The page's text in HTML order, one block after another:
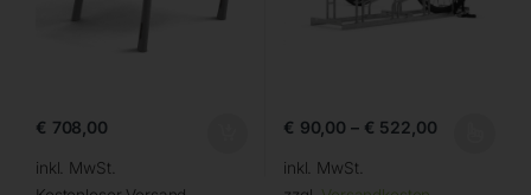
€ 708,00
inkl. MwSt.
€ 90,00 – € 522,00
inkl. MwSt.